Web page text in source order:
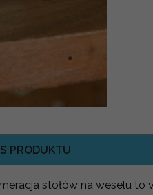
PRODUKTU
stołów na weselu